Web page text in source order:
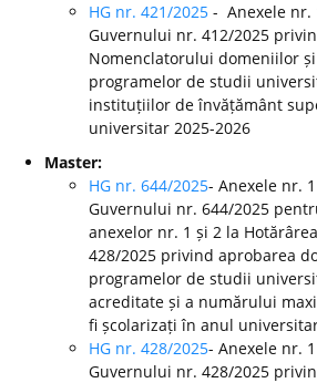
HG nr. 421/2025 - Anexele nr.
Guvernului nr. 412/2025
Nomenclatorului domeniilor
programelor de studii
instituțiilor de învățământ
universitar 2025-2026
Master:
HG nr. 644/2025- Anexele nr.
Guvernului nr. 644/2025
anexelor nr. 1 și 2 la
428/2025 privind aprobarea
programelor de studii
acreditate și a numărului
fi școlarizați în anul
HG nr. 428/2025- Anexele nr.
Guvernului nr. 428/2025